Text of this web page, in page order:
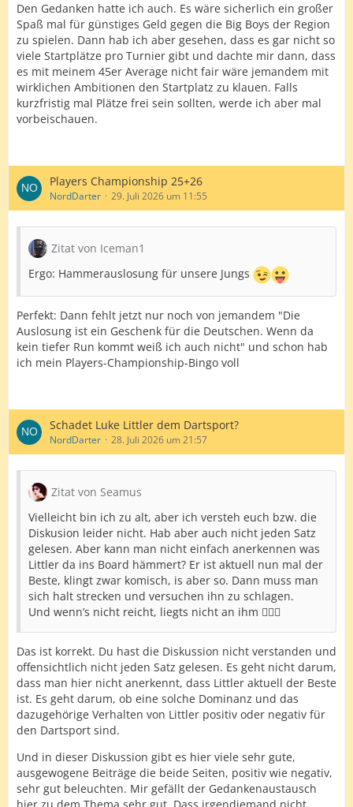
Den Gedanken hatte ich auch. Es wäre sicherlich ein großer
Spaß mal für günstiges Geld gegen die Big Boys der Region
zu spielen. Dann hab ich aber gesehen, dass es gar nicht so
viele Startplätze pro Turnier gibt und dachte mir dann, dass
es mit meinem 45er Average nicht fair wäre jemandem mit
wirklichen Ambitionen den Startplatz zu klauen. Falls
kurzfristig mal Plätze frei sein sollten, werde ich aber mal
vorbeischauen.
Players Championship 25+26
NordDarter 29. Juli 2026 um 11:55
Zitat von Iceman1
Ergo: Hammerauslosung für unsere Jungs
Perfekt: Dann fehlt jetzt nur noch von jemandem "Die
Auslosung ist ein Geschenk für die Deutschen. Wenn da
kein tiefer Run kommt weiß ich auch nicht" und schon hab
ich mein Players-Championship-Bingo voll
Schadet Luke Littler dem Dartsport?
NordDarter 28. Juli 2026 um 21:57
Zitat von Seamus
Vielleicht bin ich zu alt, aber ich versteh euch bzw. die
Diskusion leider nicht. Hab aber auch nicht jeden Satz
gelesen. Aber kann man nicht einfach anerkennen was
Littler da ins Board hämmert? Er ist aktuell nun mal der
Beste, klingt zwar komisch, is aber so. Dann muss man
sich halt strecken und versuchen ihn zu schlagen.
Und wenn’s nicht reicht, liegts nicht an ihm 🤷🏻‍♂️
Das ist korrekt. Du hast die Diskussion nicht verstanden und
offensichtlich nicht jeden Satz gelesen. Es geht nicht darum,
dass man hier nicht anerkennt, dass Littler aktuell der Beste
ist. Es geht darum, ob eine solche Dominanz und das
dazugehörige Verhalten von Littler positiv oder negativ für
den Dartsport sind.
Und in dieser Diskussion gibt es hier viele sehr gute,
ausgewogene Beiträge die beide Seiten, positiv wie negativ,
sehr gut beleuchten. Mir gefällt der Gedankenaustausch